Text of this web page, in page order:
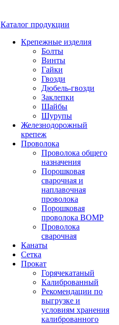
Каталог продукции
Крепежные изделия
Болты
Винты
Гайки
Гвозди
Дюбель-гвозди
Заклепки
Шайбы
Шурупы
Железнодорожный
крепеж
Проволока
Проволока общего
назначения
Порошковая
сварочная и
наплавочная
проволока
Порошковая
проволока ВОМР
Проволока
сварочная
Канаты
Сетка
Прокат
Горячекатаный
Калиброванный
Рекомендации по
выгрузке и
условиям хранения
калиброванного